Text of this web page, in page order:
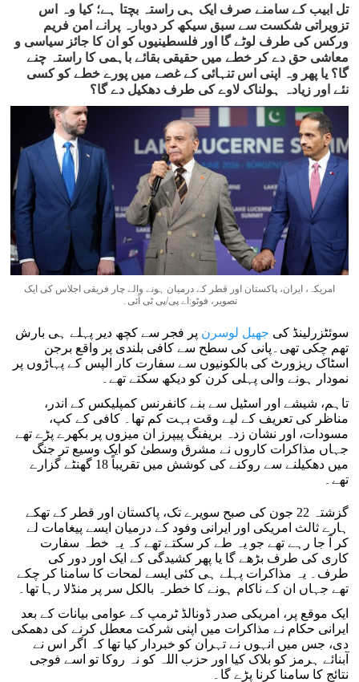
تل ابیب کے سامنے صرف ایک ہی راستہ بچتا ہے؛ کیا وہ اس
تزویراتی شکست سے سبق سیکھ کر دوبارہ پرانے امن فریم
ورکس کی طرف لوٹے گا اور فلسطینیوں کو ان کا جائز سیاسی و
معاشی حق دے کر خطے میں حقیقی بقائے باہمی کا راستہ چنے
گا؟ یا پھر وہ اپنی اس تنہائی کے غصے میں پورے خطے کو کسی
نئے اور زیادہ ہولناک لاوے کی طرف دھکیل دے گا؟
امریکہ، ایران، پاکستان اور قطر کے درمیان ہونے والے چار فریقی اجلاس کی ایک
تصویر، فوٹو:اے پی/پی ٹی آئی۔
سوئٹزرلینڈ کی جھیل لوسرن پر فجر سے کچھ دیر پہلے ہی بارش
تھم چکی تھی۔پانی کی سطح سے کافی بلندی پر واقع برجن
اسٹاک ریزورٹ کی بالکونیوں سے سفارت کار الپس کے پہاڑوں پر
نمودار ہونے والی پہلی کرن کو دیکھ سکتے تھے۔
تاہم، شیشے اور اسٹیل سے بنے کانفرنس کمپلیکس کے اندر،
مناظر کی تعریف کے لیے وقت بہت کم تھا۔ کافی کے کپ،
مسودات، اور نشان زدہ بریفنگ پیپرز ان میزوں پر بکھرے پڑے تھے
جہاں مذاکرات کاروں نے مشرق وسطیٰ کو ایک وسیع تر جنگ
میں دھکیلنے سے روکنے کی کوشش میں تقریباً 18 گھنٹے گزارے
تھے۔
گزشتہ 22 جون کی صبح سویرے تک، پاکستان اور قطر کے تھکے
ہارے ثالث امریکی اور ایرانی وفود کے درمیان ایسے پیغامات لے
کر آ جا رہے تھے جو یہ طے کر سکتے تھے کہ یہ خطہ سفارت
کاری کی طرف بڑھے گا یا پھر کشیدگی کے ایک اور دور کی
طرف۔ یہ مذاکرات پہلے ہی کئی ایسے لمحات کا سامنا کر چکے
تھے جہاں ان کے ناکام ہونے کا خطرہ بالکل سر پر منڈلا رہا تھا۔
ایک موقع پر، امریکی صدر ڈونالڈ ٹرمپ کے عوامی بیانات کے بعد
ایرانی حکام نے مذاکرات میں اپنی شرکت معطل کرنے کی دھمکی
دی، جس میں انہوں نے تہران کو خبردار کیا تھا کہ اگر اس نے
آبنائے ہرمز کو بلاک کیا اور حزب اللہ کو نہ روکا تو اسے فوجی
نتائج کا سامنا کرنا پڑے گا۔